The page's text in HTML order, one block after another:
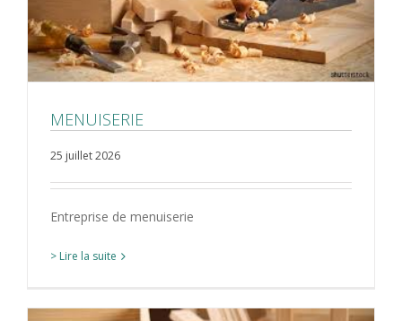
MENUISERIE
25 juillet 2026
Entreprise de menuiserie
> Lire la suite